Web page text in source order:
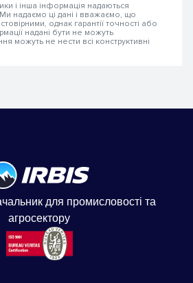
і інша інформація надаються
надаємо ці дані і вважаємо, що
однак гарантії точності або
надані бути не можуть
можуть не нести всі конструктивні
для промисловості та
агросектору